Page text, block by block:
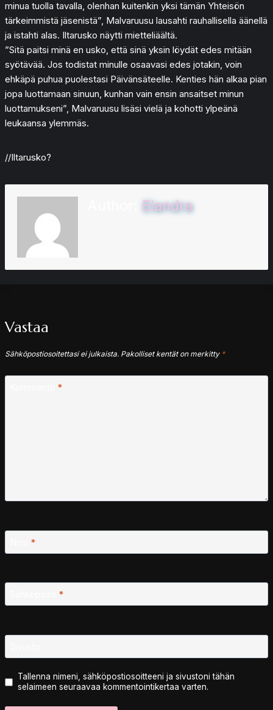
minua tuolla tavalla, olenhan kuitenkin yksi tämän Yhteisön
tärkeimmistä jäsenistä”, Malvaruusu lausahti rauhallisella äänellä
ja istahti alas. Iltarusko näytti mietteliäältä.
”Sitä paitsi minä en usko, että sinä yksin löydät edes mitään
syötävää. Jos todistat minulle osaavasi edes jotakin, voin
ehkäpä puhua puolestasi Päivänsäteelle. Kenties hän alkaa pian
jopa luottamaan sinuun, kunhan vain ensin ansaitset minun
luottamukseni”, Malvaruusu lisäsi vielä ja kohotti ylpeänä
leukaansa ylemmäs.
//Iltarusko?
Elandra
Vastaa
Sähköpostiosoitettasi ei julkaista. Pakolliset kentät on merkitty *
*
*
*
Tallenna nimeni, sähköpostiosoitteeni ja sivustoni tähän
selaimeen seuraavaa kommentointikertaa varten.